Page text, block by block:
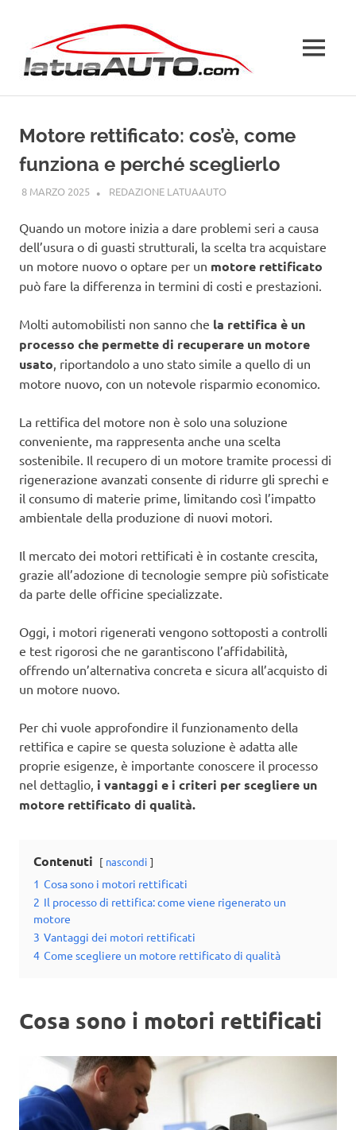
contenuto
MENU
Motore rettificato: cos’è, come
funziona e perché sceglierlo
8 MARZO 2025 REDAZIONE LATUAAUTOGUIDE
Quando un motore inizia a dare problemi seri a causa
dell’usura o di guasti strutturali, la scelta tra acquistare
un motore nuovo o optare per un motore rettificato
può fare la differenza in termini di costi e prestazioni.
Molti automobilisti non sanno che la rettifica è un
processo che permette di recuperare un motore
usato, riportandolo a uno stato simile a quello di un
motore nuovo, con un notevole risparmio economico.
La rettifica del motore non è solo una soluzione
conveniente, ma rappresenta anche una scelta
sostenibile. Il recupero di un motore tramite processi di
rigenerazione avanzati consente di ridurre gli sprechi e
il consumo di materie prime, limitando così l’impatto
ambientale della produzione di nuovi motori.
Il mercato dei motori rettificati è in costante crescita,
grazie all’adozione di tecnologie sempre più sofisticate
da parte delle officine specializzate.
Oggi, i motori rigenerati vengono sottoposti a controlli
e test rigorosi che ne garantiscono l’affidabilità,
offrendo un’alternativa concreta e sicura all’acquisto di
un motore nuovo.
Per chi vuole approfondire il funzionamento della
rettifica e capire se questa soluzione è adatta alle
proprie esigenze, è importante conoscere il processo
nel dettaglio, i vantaggi e i criteri per scegliere un
motore rettificato di qualità.
Contenuti nascondi
1 Cosa sono i motori rettificati
2 Il processo di rettifica: come viene rigenerato un
motore
3 Vantaggi dei motori rettificati
4 Come scegliere un motore rettificato di qualità
Cosa sono i motori rettificati